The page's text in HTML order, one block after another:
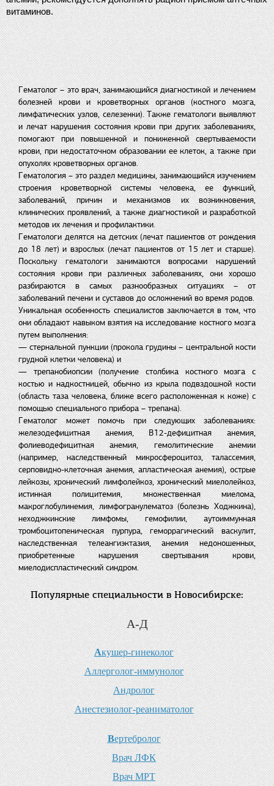
витаминов.
Гематолог – это врач, занимающийся диагностикой и лечением
болезней крови и кроветворных органов (костного мозга,
лимфатических узлов, селезенки). Также гематологи выявляют
и лечат нарушения состояния крови при других заболеваниях,
помогают при повышенной и пониженной свертываемости
крови, при недостаточном образовании ее клеток, а также при
опухолях кроветворных органов.
Гематология – это раздел медицины, занимающийся изучением
строения кроветворной системы человека, ее функций,
заболеваний, причин и механизмов их возникновения,
клинических проявлений, а также диагностикой и разработкой
методов их лечения и профилактики.
Гематологи делятся на детских (лечат пациентов от рождения
до 18 лет) и взрослых (лечат пациентов от 15 лет и старше).
Поскольку гематологи занимаются вопросами нарушений
состояния крови при различных заболеваниях, они хорошо
разбираются в самых разнообразных ситуациях – от
заболеваний печени и суставов до осложнений во время родов.
Уникальная особенность специалистов заключается в том, что
они обладают навыком взятия на исследование костного мозга
путем выполнения:
— стернальной пункции (прокола грудины – центральной кости
грудной клетки человека) и
— трепанобиопсии (получение столбика костного мозга с
костью и надкостницей, обычно из крыла подвздошной кости
(область таза человека, ближе всего расположенная к коже) с
помощью специального прибора – трепана).
Гематолог может помочь при следующих заболеваниях:
железодефицитная анемия, В12-дефицитная анемия,
фолиеводефицитная анемия, гемолитические анемии
(например, наследственный микросфероцитоз, талассемия,
серповидно-клеточная анемия, апластическая анемия), острые
лейкозы, хронический лимфолейкоз, хронический миелолейкоз,
истинная полицитемия, множественная миелома,
макроглобулинемия, лимфогранулематоз (болезнь Ходжкина),
неходжкинские лимфомы, гемофилии, аутоиммунная
тромбоцитопеническая пурпура, геморрагический васкулит,
наследственная телеангиэктазия, анемия недоношенных,
приобретенные нарушения свертывания крови,
миелодиспластический синдром.
Популярные специальности в Новосибирске:
А-Д
Акушер-гинеколог
Аллерголог-иммунолог
Андролог
Анестезиолог-реаниматолог
Вертебролог
Врач ЛФК
Врач МРТ